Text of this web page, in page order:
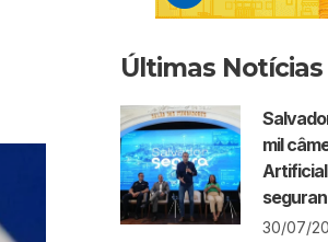
Últimas Notícias
mil
30/07/